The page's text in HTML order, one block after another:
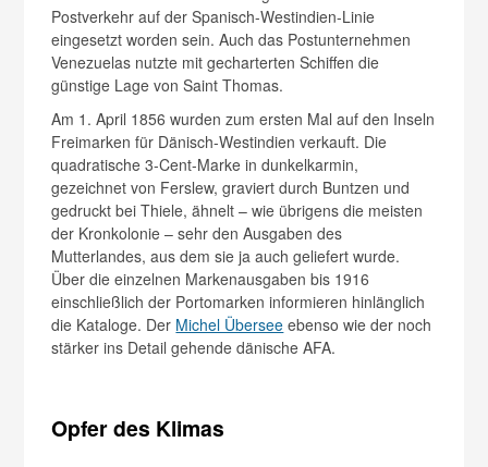
Postverkehr auf der Spanisch-Westindien-Linie
eingesetzt worden sein. Auch das Postunternehmen
Venezuelas nutzte mit gecharterten Schiffen die
günstige Lage von Saint Thomas.
Am 1. April 1856 wurden zum ersten Mal auf den Inseln
Freimarken für Dänisch-Westindien verkauft. Die
quadratische 3-Cent-Marke in dunkel­karmin,
gezeichnet von Ferslew, graviert durch Buntzen und
gedruckt bei Thiele, ähnelt – wie übrigens die meisten
der Kronkolonie – sehr den Ausgaben des
Mutterlandes, aus dem sie ja auch geliefert wurde.
Über die einzelnen Markenausgaben bis 1916
einschließlich der Portomarken informieren hinlänglich
die Kataloge. Der Michel Übersee ebenso wie der noch
stärker ins Detail gehende dänische AFA.
Opfer des Klimas